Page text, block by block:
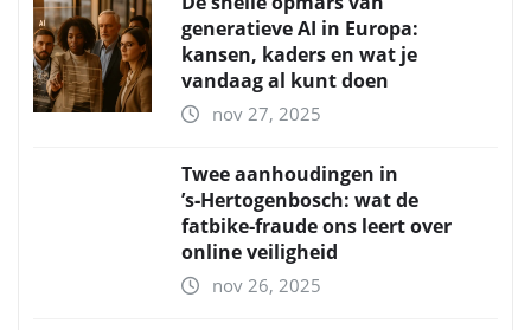
generatieve AI in Europa:
kansen, kaders en wat je
vandaag al kunt doen
nov 27, 2025
Twee aanhoudingen in
’s‑Hertogenbosch: wat de
fatbike‑fraude ons leert over
online veiligheid
nov 26, 2025